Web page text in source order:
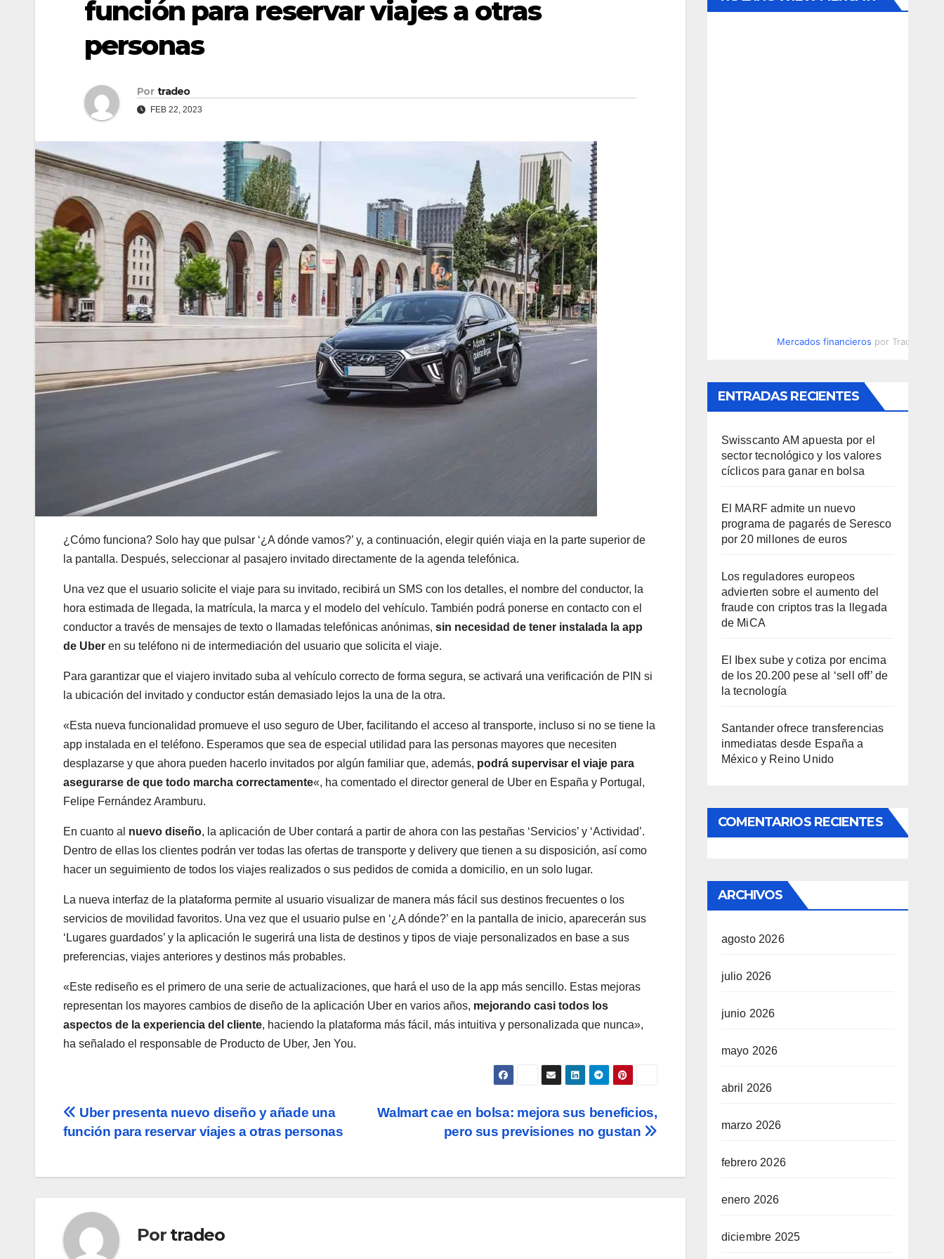
función para reservar viajes a otras
personas
Por tradeo
FEB 22, 2023
¿Cómo funciona? Solo hay que pulsar ‘¿A dónde vamos?’ y, a continuación, elegir quién viaja en la parte superior de
la pantalla. Después, seleccionar al pasajero invitado directamente de la agenda telefónica.
Una vez que el usuario solicite el viaje para su invitado, recibirá un SMS con los detalles, el nombre del conductor, la
hora estimada de llegada, la matrícula, la marca y el modelo del vehículo. También podrá ponerse en contacto con el
conductor a través de mensajes de texto o llamadas telefónicas anónimas, sin necesidad de tener instalada la app
de Uber en su teléfono ni de intermediación del usuario que solicita el viaje.
Para garantizar que el viajero invitado suba al vehículo correcto de forma segura, se activará una verificación de PIN si
la ubicación del invitado y conductor están demasiado lejos la una de la otra.
«Esta nueva funcionalidad promueve el uso seguro de Uber, facilitando el acceso al transporte, incluso si no se tiene la
app instalada en el teléfono. Esperamos que sea de especial utilidad para las personas mayores que necesiten
desplazarse y que ahora pueden hacerlo invitados por algún familiar que, además, podrá supervisar el viaje para
asegurarse de que todo marcha correctamente«, ha comentado el director general de Uber en España y Portugal,
Felipe Fernández Aramburu.
En cuanto al nuevo diseño, la aplicación de Uber contará a partir de ahora con las pestañas ‘Servicios’ y ‘Actividad’.
Dentro de ellas los clientes podrán ver todas las ofertas de transporte y delivery que tienen a su disposición, así como
hacer un seguimiento de todos los viajes realizados o sus pedidos de comida a domicilio, en un solo lugar.
La nueva interfaz de la plataforma permite al usuario visualizar de manera más fácil sus destinos frecuentes o los
servicios de movilidad favoritos. Una vez que el usuario pulse en ‘¿A dónde?’ en la pantalla de inicio, aparecerán sus
‘Lugares guardados’ y la aplicación le sugerirá una lista de destinos y tipos de viaje personalizados en base a sus
preferencias, viajes anteriores y destinos más probables.
«Este rediseño es el primero de una serie de actualizaciones, que hará el uso de la app más sencillo. Estas mejoras
representan los mayores cambios de diseño de la aplicación Uber en varios años, mejorando casi todos los
aspectos de la experiencia del cliente, haciendo la plataforma más fácil, más intuitiva y personalizada que nunca»,
ha señalado el responsable de Producto de Uber, Jen You.
Navegación
entradas
Walmart cae en bolsa: mejora sus beneficios,
pero sus previsiones no gustan
Uber presenta nuevo diseño y añade una
función para reservar viajes a otras personas
Por tradeo
Mercados financieros por
ENTRADAS RECIENTES
Swisscanto AM apuesta por el
sector tecnológico y los valores
cíclicos para ganar en bolsa
El MARF admite un nuevo
programa de pagarés de Seresco
por 20 millones de euros
Los reguladores europeos
advierten sobre el aumento del
fraude con criptos tras la llegada
de MiCA
El Ibex sube y cotiza por encima
de los 20.200 pese al ‘sell off’ de
la tecnología
Santander ofrece transferencias
inmediatas desde España a
México y Reino Unido
COMENTARIOS RECIENTES
ARCHIVOS
agosto 2026
julio 2026
junio 2026
mayo 2026
abril 2026
marzo 2026
febrero 2026
enero 2026
diciembre 2025